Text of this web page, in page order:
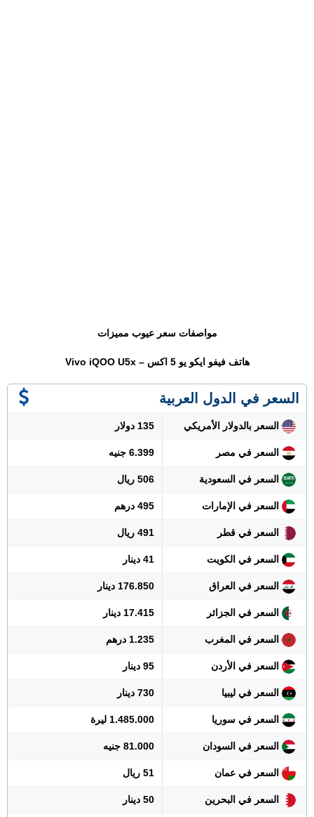
مواصفات سعر عيوب مميزات
هاتف فيفو ايكو يو 5 اكس – Vivo iQOO U5x
السعر في الدول العربية
السعر بالدولار الأمريكي 135 دولار
السعر في مصر 6.399 جنيه
السعر في السعودية 506 ريال
السعر في الإمارات 495 درهم
السعر في قطر 491 ريال
السعر في الكويت 41 دينار
السعر في العراق 176.850 دينار
السعر في الجزائر 17.415 دينار
السعر في المغرب 1.235 درهم
السعر في الأردن 95 دينار
السعر في ليبيا 730 دينار
السعر في سوريا 1.485.000 ليرة
السعر في السودان 81.000 جنيه
السعر في عمان 51 ريال
السعر في البحرين 50 دينار